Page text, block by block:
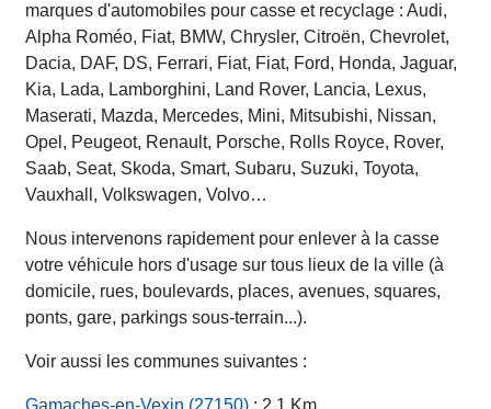
marques d'automobiles pour casse et recyclage : Audi,
Alpha Roméo, Fiat, BMW, Chrysler, Citroën, Chevrolet,
Dacia, DAF, DS, Ferrari, Fiat, Fiat, Ford, Honda, Jaguar,
Kia, Lada, Lamborghini, Land Rover, Lancia, Lexus,
Maserati, Mazda, Mercedes, Mini, Mitsubishi, Nissan,
Opel, Peugeot, Renault, Porsche, Rolls Royce, Rover,
Saab, Seat, Skoda, Smart, Subaru, Suzuki, Toyota,
Vauxhall, Volkswagen, Volvo…
Nous intervenons rapidement pour enlever à la casse
votre véhicule hors d'usage sur tous lieux de la ville (à
domicile, rues, boulevards, places, avenues, squares,
ponts, gare, parkings sous-terrain...).
Voir aussi les communes suivantes :